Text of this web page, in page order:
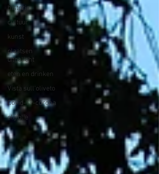
historie
cultuur
kunst
plaatsen
uitgelicht
eten en drinken
Vista sull'oliveto
Covid-19-corona
olijfolie